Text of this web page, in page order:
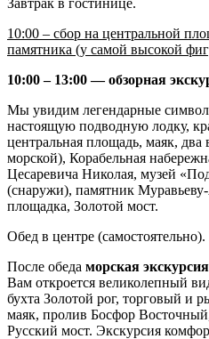
10:00 – сбор на центральной
памятника (у самой высокой
10:00 – 13:00 — обзорная
Мы увидим легендарные
настоящую подводную лодку,
центральная площадь, маяк,
морской), Корабельная
Цесаревича Николая, музей
(снаружи), памятник
площадка, Золотой мост.
Обед в центре
После обеда морская экскурсия
Вам откроется великолепный
бухта Золотой рог, торговый и
маяк, пролив Босфор
Русский мост. Экскурсия